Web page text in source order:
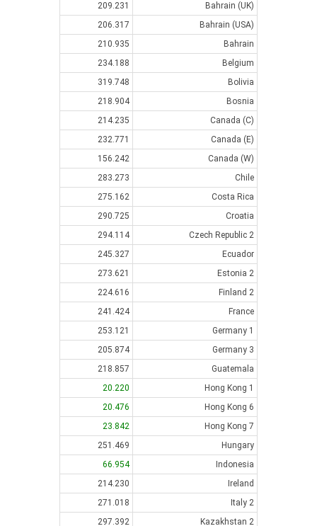
Bahrain (UK)
209.231
Bahrain (USA)
206.317
Bahrain
210.935
Belgium
234.188
Bolivia
319.748
Bosnia
218.904
Canada (C)
214.235
Canada (E)
232.771
Canada (W)
156.242
Chile
283.273
Costa Rica
275.162
Croatia
290.725
Czech Republic 2
294.114
Ecuador
245.327
Estonia 2
273.621
Finland 2
224.616
France
241.424
Germany 1
253.121
Germany 3
205.874
Guatemala
218.857
Hong Kong 1
20.220
Hong Kong 6
20.476
Hong Kong 7
23.842
Hungary
251.469
Indonesia
66.954
Ireland
214.230
Italy 2
271.018
Kazakhstan 2
297.392